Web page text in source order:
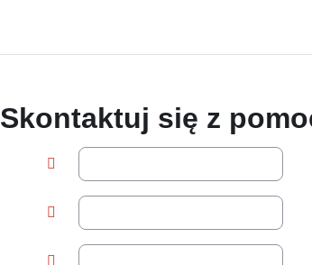
Skontaktuj się z